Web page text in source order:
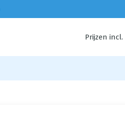
Prijzen incl.